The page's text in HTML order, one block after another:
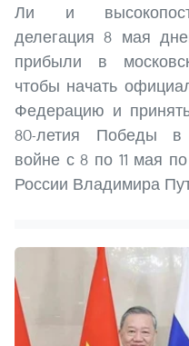
Ли и
делегация 8 мая
прибыли в
чтобы начать
Федерацию и
80-летия Победы в
войне с 8 по 11 мая
России Владимира